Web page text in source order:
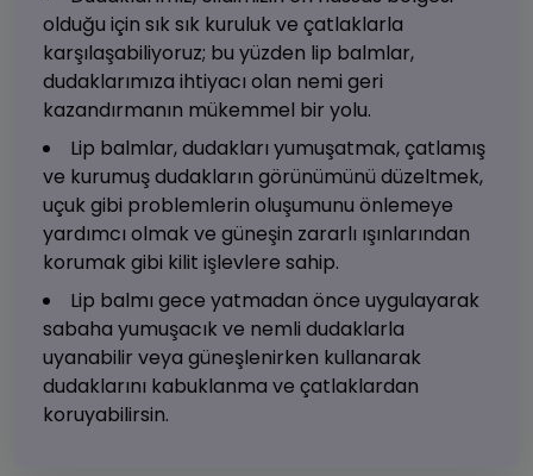
olduğu için sık sık kuruluk ve çatlaklarla
karşılaşabiliyoruz; bu yüzden lip balmlar,
dudaklarımıza ihtiyacı olan nemi geri
kazandırmanın mükemmel bir yolu.
Lip balmlar, dudakları yumuşatmak, çatlamış
ve kurumuş dudakların görünümünü düzeltmek,
uçuk gibi problemlerin oluşumunu önlemeye
yardımcı olmak ve güneşin zararlı ışınlarından
korumak gibi kilit işlevlere sahip.
Lip balmı gece yatmadan önce uygulayarak
sabaha yumuşacık ve nemli dudaklarla
uyanabilir veya güneşlenirken kullanarak
dudaklarını kabuklanma ve çatlaklardan
koruyabilirsin.